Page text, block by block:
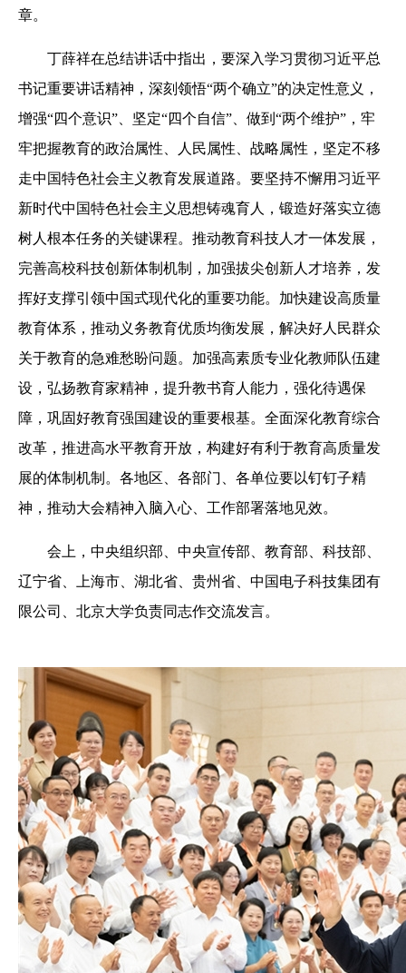
章。
丁薛祥在总结讲话中指出，要深入学习贯彻习近平总
书记重要讲话精神，深刻领悟“两个确立”的决定性意义，
增强“四个意识”、坚定“四个自信”、做到“两个维护”，牢
牢把握教育的政治属性、人民属性、战略属性，坚定不移
走中国特色社会主义教育发展道路。要坚持不懈用习近平
新时代中国特色社会主义思想铸魂育人，锻造好落实立德
树人根本任务的关键课程。推动教育科技人才一体发展，
完善高校科技创新体制机制，加强拔尖创新人才培养，发
挥好支撑引领中国式现代化的重要功能。加快建设高质量
教育体系，推动义务教育优质均衡发展，解决好人民群众
关于教育的急难愁盼问题。加强高素质专业化教师队伍建
设，弘扬教育家精神，提升教书育人能力，强化待遇保
障，巩固好教育强国建设的重要根基。全面深化教育综合
改革，推进高水平教育开放，构建好有利于教育高质量发
展的体制机制。各地区、各部门、各单位要以钉钉子精
神，推动大会精神入脑入心、工作部署落地见效。
会上，中央组织部、中央宣传部、教育部、科技部、
辽宁省、上海市、湖北省、贵州省、中国电子科技集团有
限公司、北京大学负责同志作交流发言。